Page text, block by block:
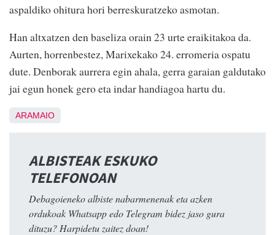
aspaldiko ohitura hori berreskuratzeko asmotan.
Han altxatzen den baseliza orain 23 urte eraikitakoa da.
Aurten, horrenbestez, Marixekako 24. erromeria ospatu
dute. Denborak aurrera egin ahala, gerra garaian galdutako
jai egun honek gero eta indar handiagoa hartu du.
ARAMAIO
ALBISTEAK ESKUKO
TELEFONOAN
Debagoieneko albiste nabarmenenak eta azken
ordukoak Whatsapp edo Telegram bidez jaso gura
dituzu? Harpidetu zaitez doan!